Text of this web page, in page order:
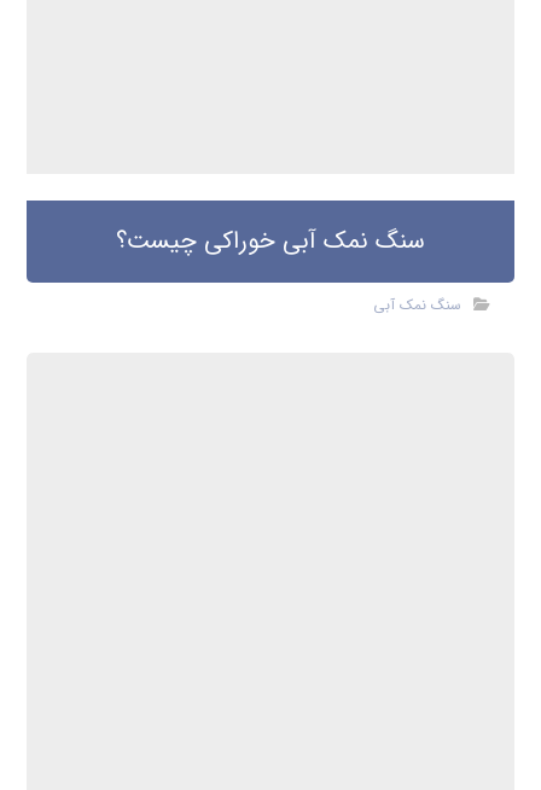
سنگ نمک آبی خوراکی چیست؟
سنگ نمک آبی